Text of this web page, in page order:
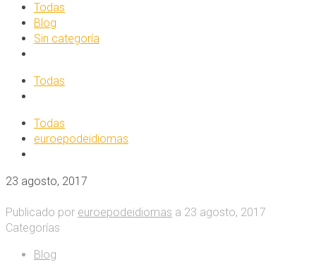
Todas
Blog
Sin categoría
Todas
Todas
euroepodeidiomas
23 agosto, 2017
Publicado por euroepodeidiomas a 23 agosto, 2017
Categorías
Blog